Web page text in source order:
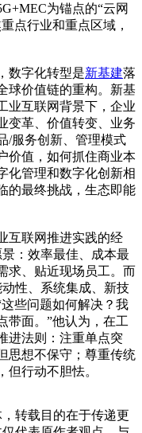
为锚点的“云网
点行业和重点区域，
数字化转型是新基建落
球价值链的重构。新基
业互联网背景下，企业
变革、价值转变、业务
/服务创新、管理模式
价值，如何抓住商业本
化管理和数字化创新相
的最终挑战，生态即能
互联网推进实践的经
：效率最佳、成本最
求、贴近现场员工。而
性、系统集成、新技
些问题如何解决？我
带面。”他认为，在工
进法则：注重单点突
思想不保守；尊重传统
行动不胆怯。
转载目的在于传递更